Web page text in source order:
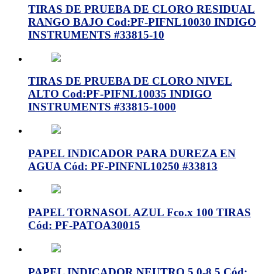
TIRAS DE PRUEBA DE CLORO RESIDUAL
RANGO BAJO Cod:PF-PIFNL10030 INDIGO
INSTRUMENTS #33815-10
TIRAS DE PRUEBA DE CLORO NIVEL
ALTO Cod:PF-PIFNL10035 INDIGO
INSTRUMENTS #33815-1000
PAPEL INDICADOR PARA DUREZA EN
AGUA Cód: PF-PINFNL10250 #33813
PAPEL TORNASOL AZUL Fco.x 100 TIRAS
Cód: PF-PATOA30015